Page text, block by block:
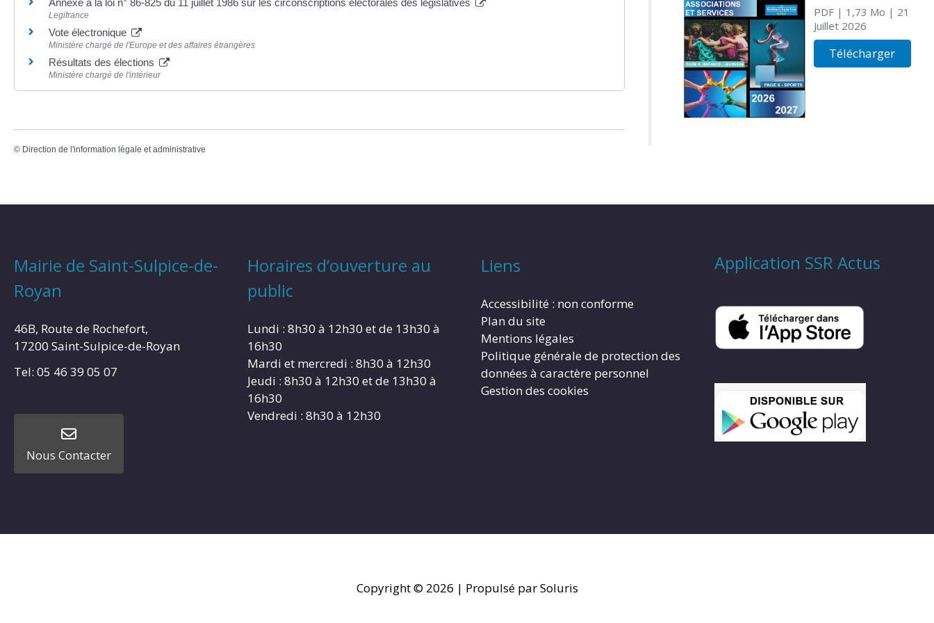
Legifrance
Vote électronique
Ministère chargé de l'Europe et des affaires étrangères
Résultats des élections
Ministère chargé de l'intérieur
© Direction de l'information légale et administrative
PDF| 1,73 Mo | 21
Juillet 2026
Télécharger
Mairie de Saint-Sulpice-de-
Royan
46B, Route de Rochefort,
17200 Saint-Sulpice-de-Royan
Tel: 05 46 39 05 07
Nous Contacter
Horaires d’ouverture au
public
Lundi : 8h30 à 12h30 et de 13h30 à
16h30
Mardi et mercredi : 8h30 à 12h30
Jeudi : 8h30 à 12h30 et de 13h30 à
16h30
Vendredi : 8h30 à 12h30
Liens
Accessibilité : non conforme
Plan du site
Mentions légales
Politique générale de protection des
données à caractère personnel
Gestion des cookies
Application SSR Actus
Copyright © 2026 | Propulsé par Soluris